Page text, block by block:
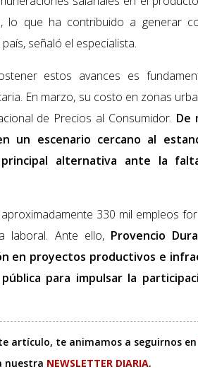
lo que ha contribuido a generar
señaló el especialista.
estos avances es
En marzo, su costo en zonas
de Precios al Consumidor. De
un escenario cercano al
alternativa ante la
330 mil empleos
laboral. Ante ello, Provencio
en proyectos productivos e
para impulsar la
artículo, te animamos a seguirnos en
nuestra NEWSLETTER DIARIA.